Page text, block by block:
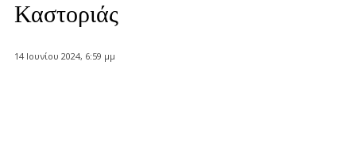
Καστοριάς
14 Ιουνίου 2024, 6:59 μμ